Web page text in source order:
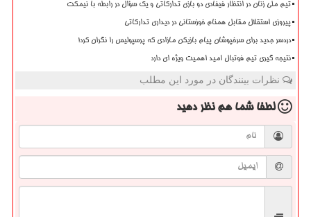
تیم ملی زنان در انتظار فیفادی دو بازی تدارکاتی و یک سؤال در رابطه با نیمکت
پیروزی استقلال مقابل همنام خوزستانی در دیداری تدارکاتی
دردسر جدید برای سرخپوشان پیام بازیکن مازادی که پرسپولیس را نگران کرد!
نتیجه گیری تیم فوتبال امید اهمیت ویژه ای دارد
نظرات بینندگان در مورد این مطلب
لطفا شما همنظر دهید